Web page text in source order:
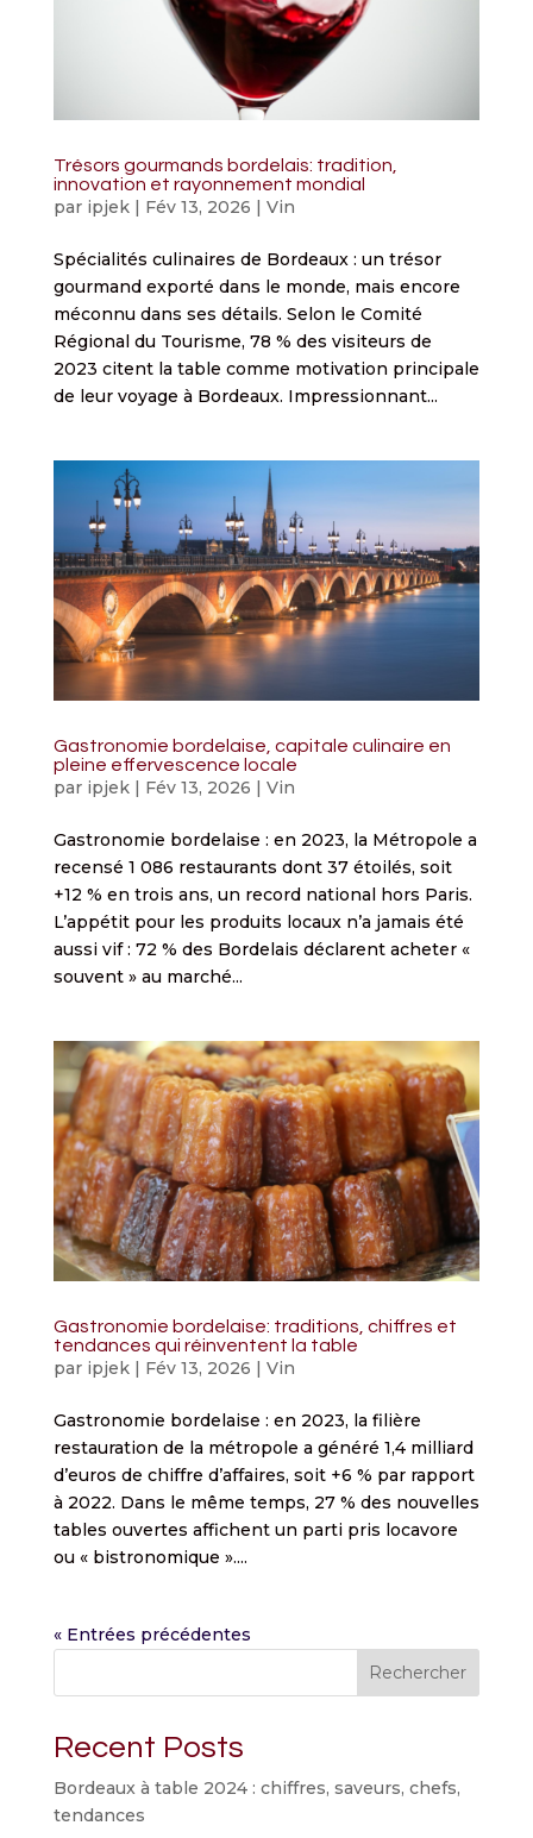
Trésors gourmands bordelais: tradition,
innovation et rayonnement mondial
par ipjek| Fév 13, 2026 Vin
Spécialités culinaires de Bordeaux : un trésor
gourmand exporté dans le monde, mais encore
méconnu dans ses détails. Selon le Comité
Régional du Tourisme, 78 % des visiteurs de
2023 citent la table comme motivation principale
de leur voyage à Bordeaux. Impressionnant...
Gastronomie bordelaise, capitale culinaire en
pleine effervescence locale
par ipjek| Fév 13, 2026 | Vin
Gastronomie bordelaise : en 2023, la Métropole a
recensé 1 086 restaurants dont 37 étoilés, soit
+12 % en trois ans, un record national hors Paris.
L’appétit pour les produits locaux n’a jamais été
aussi vif : 72 % des Bordelais déclarent acheter «
souvent » au marché...
Gastronomie bordelaise: traditions, chiffres et
tendances qui réinventent la table
par ipjek| Fév 13, 2026 | Vin
Gastronomie bordelaise : en 2023, la filière
restauration de la métropole a généré 1,4 milliard
d’euros de chiffre d’affaires, soit +6 % par rapport
à 2022. Dans le même temps, 27 % des nouvelles
tables ouvertes affichent un parti pris locavore
ou « bistronomique »....
« Entrées précédentes
Rechercher
Recent Posts
Bordeaux à table 2024 : chiffres, saveurs, chefs,
tendances